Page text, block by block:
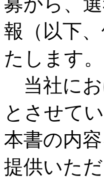
報（以下
たします。
当社にお
とさせて
本書の内
提供いた